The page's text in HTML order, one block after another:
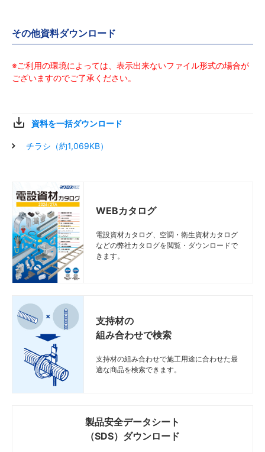
その他資料ダウンロード
※ご利用の環境によっては、表示出来ないファイル形式の場合が
ございますのでご了承ください。
資料を一括ダウンロード
チラシ（約1,069KB）
WEBカタログ
電設資材カタログ、空調・衛生資材カタログ
などの弊社カタログを閲覧・ダウンロードで
きます。
支持材の
組み合わせで検索
支持材の組み合わせで施工用途に合わせた最
適な商品を検索できます。
製品安全データシート
（SDS）ダウンロード